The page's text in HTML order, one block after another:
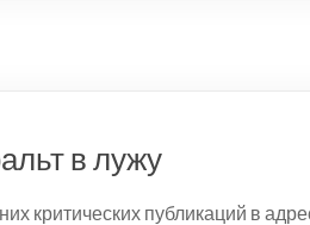
в лужу
критических публикаций в